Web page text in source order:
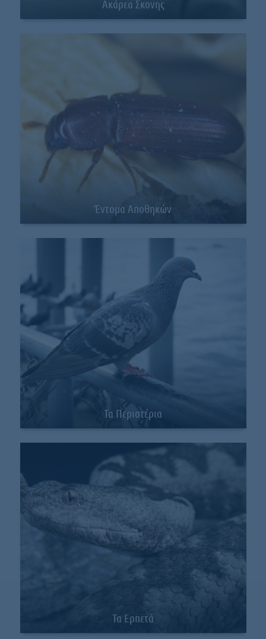
Ακάρεα Σκονης
Έντομα Αποθηκών
Τα Περιστέρια
Τα Ερπετά